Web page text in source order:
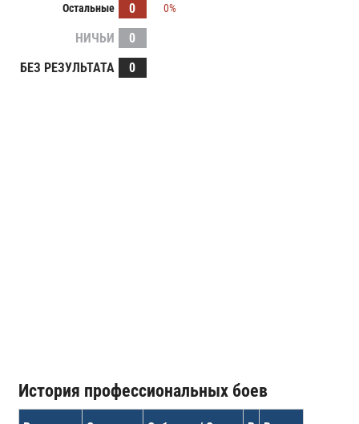
Остальные
0 0%
НИЧЬИ
0
БЕЗ РЕЗУЛЬТАТА
0
История профессиональных боев